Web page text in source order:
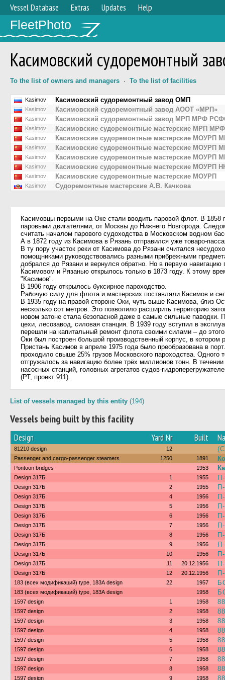
Vessel Database Extras Updates Help
FleetPhoto
Касимовский судоремонтный
To the list of owners and managers · To the list of facilities
Kasimov Касимовский судоремонтный завод ОМП
Kasimov Касимовский судоремонтный завод АООТ «МРП»
Kasimov Касимовский судоремонтный завод МРП МРФ
Kasimov Касимовские судоремонтные мастерские МРП
Kasimov Касимовские судоремонтные мастерские МОУРП
Kasimov Касимовские судоремонтные мастерские МОУРП
Kasimov Касимовские судоремонтные мастерские МОУРП
Kasimov Касимовские судоремонтные мастерские МОУРП
Kasimov Касимовские судоремонтные мастерские МОУРП
Kasimov Судоремонтные мастерские А.В. Качкова
Касимовцы первыми на Оке стали вводить паровой флот. В 1858
паровыми двигателями, от Москвы до Нижнего Новгорода.
считать началом парового судоходства в Московском водном
А в 1872 году из Касимова в Рязань отправился уже товаро-
В ту пору участок реки от Касимова до Рязани считался
помощниками руководствовались разными прибрежными
добрался до Рязани и вернулся обратно. Но в первую
Касимовом и Рязанью открылось только в 1873 году. К этому
"Касимов".
В 1906 году открылось буксирное пароходство.
Рабочую силу для флота и мастерских поставляли Касимов и
В 1935 году на правой стороне Оки, чуть выше Касимова, близ
несколько сот метров. Это позволило расширить территорию
новом затоне стала безопасной даже в самые сильные паводки.
цехи, лесозавод, силовая станция. В 1939 году вступил в
перешли на капитальный ремонт флота своими силами – до
Оки был построен большой производственный корпус, в котором
Пристань Касимов в апреле 1975 года было преобразована в
проходило свыше 25% грузов Московского пароходства. Одного
отгружалось за навигацию более трёх миллионов тонн. В
насосных станций, головных агрегатов судов-
(РТ, проект 911).
List of vessels managed by this entity (194)
Vessels being built by this facility
Design Yard Nr Built
81210 design 12
Passenger and cargo-passenger steamers 1250 1891
Pontoon bridges 1953
Design 317Б 1 1955
Design 317Б 2 1955
Design 317Б 4 1956
Design 317Б 5 1956
Design 317Б 6 1956
Design 317Б 7 1956
Design 317Б 8 1956
Design 317Б 9 1956
Design 317Б 10 1956
Design 317Б 11 20.12.1956
Design 317Б 12 20.12.1956
183 (всех модификаций) type, 183А design 22 1957
183 (всех модификаций) type, 183А design 1958
1597 design 1 1958
1597 design 2 1958
1597 design 3 1958
1597 design 4 1958
1597 design 5 1958
1597 design 6 1958
1597 design 7 1958
1597 design 8 1958
1597 design 9 1958